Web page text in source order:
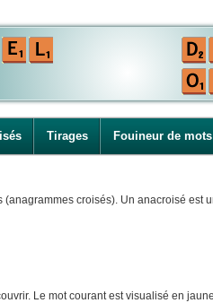
Tirages Fouineur de mots
croisés). Un anacroisé
Le mot courant est visualisé en